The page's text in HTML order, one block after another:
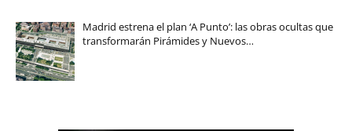
Madrid estrena el plan ‘A Punto’: las obras ocultas que
transformarán Pirámides y Nuevos…